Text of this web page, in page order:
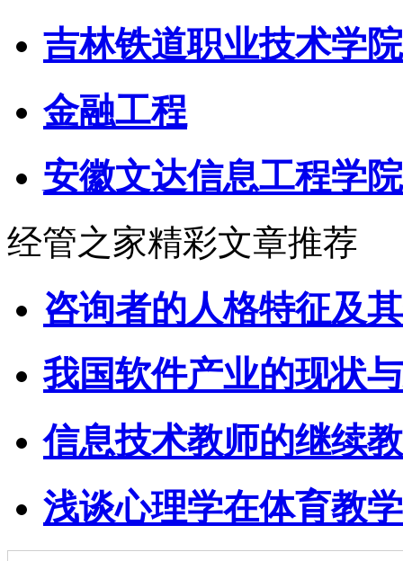
吉林铁道职业技术学院
金融工程
安徽文达信息工程学院
经管之家精彩文章推荐
咨询者的人格特征及
我国软件产业的现状
信息技术教师的继续
浅谈心理学在体育教